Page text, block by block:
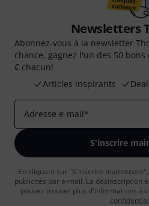
Newsletters
Abonnez-vous à la newsletter
chance, gagnez l'un des 50
€ chacun!
Articles inspirants
Adresse e-mail*
S'inscrire
En cliquant sur "S'inscrire
publicités par e-mail. La désinscription
pouvez trouver plus d'informations à